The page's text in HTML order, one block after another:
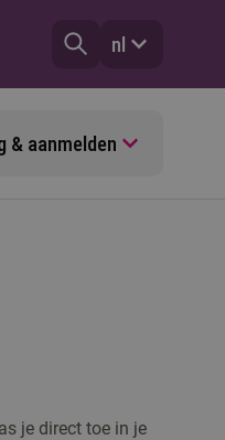
nl
& aanmelden
je direct toe in je